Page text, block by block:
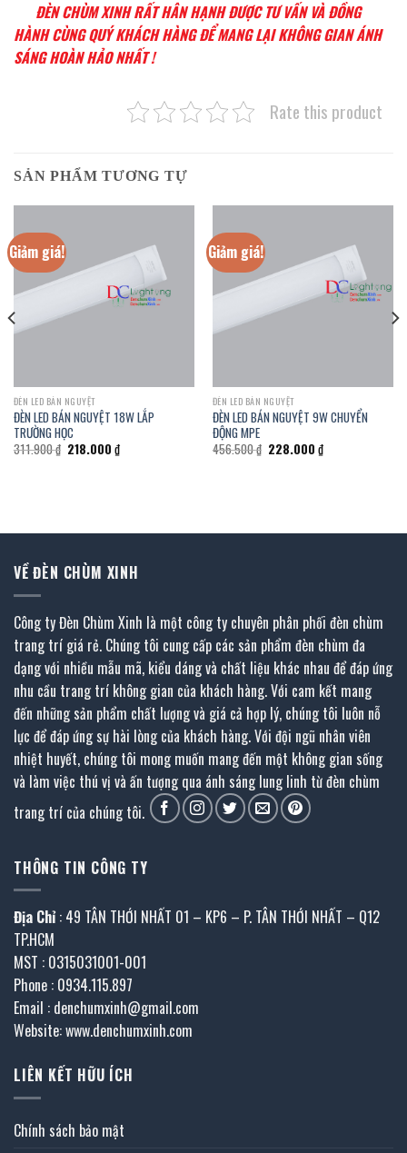
ĐÈN CHÙM XINH RẤT HÂN HẠNH ĐƯỢC TƯ VẤN VÀ ĐỒNG
HÀNH CÙNG QUÝ KHÁCH HÀNG ĐỂ MANG LẠI KHÔNG GIAN ÁNH
SÁNG HOÀN HẢO NHẤT !
Rate this product
SẢN PHẨM TƯƠNG TỰ
Giảm giá!
ĐÈN LED BÁN NGUYỆT
ĐÈN LED BÁN NGUYỆT 18W LẮP
TRƯỜNG HỌC
311.900₫ Giá
gốc
218.000 ₫Giá
hiện
Giảm giá!
ĐÈN LED BÁN NGUYỆT
ĐÈN LED BÁN NGUYỆT 9W CHUYỂN
ĐỘNG MPE
456.500₫ Giá
gốc
228.000 ₫Giá
hiện
VỀ ĐÈN CHÙM XINH
Công ty Đèn Chùm Xinh là một công ty chuyên phân phối đèn chùm
trang trí giá rẻ. Chúng tôi cung cấp các sản phẩm đèn chùm đa
dạng với nhiều mẫu mã, kiểu dáng và chất liệu khác nhau để đáp ứng
nhu cầu trang trí không gian của khách hàng. Với cam kết mang
đến những sản phẩm chất lượng và giá cả hợp lý, chúng tôi luôn nỗ
lực để đáp ứng sự hài lòng của khách hàng. Với đội ngũ nhân viên
nhiệt huyết, chúng tôi mong muốn mang đến một không gian sống
và làm việc thú vị và ấn tượng qua ánh sáng lung linh từ đèn chùm
trang trí của chúng tôi.
THÔNG TIN CÔNG TY
Địa Chỉ : 49 TÂN THỚI NHẤT 01 – KP6 – P. TÂN THỚI NHẤT – Q12
TP.HCM
MST : 0315031001-001
Phone : 0934.115.897
Email : denchumxinh@gmail.com
Website: www.denchumxinh.com
LIÊN KẾT HỮU ÍCH
Chính sách bảo mật